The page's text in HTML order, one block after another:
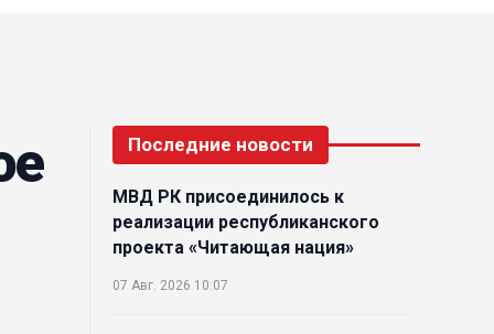
Последние новости
МВД РК присоединилось к
реализации республиканского
проекта «Читающая нация»
07 Авг. 2026 10:07